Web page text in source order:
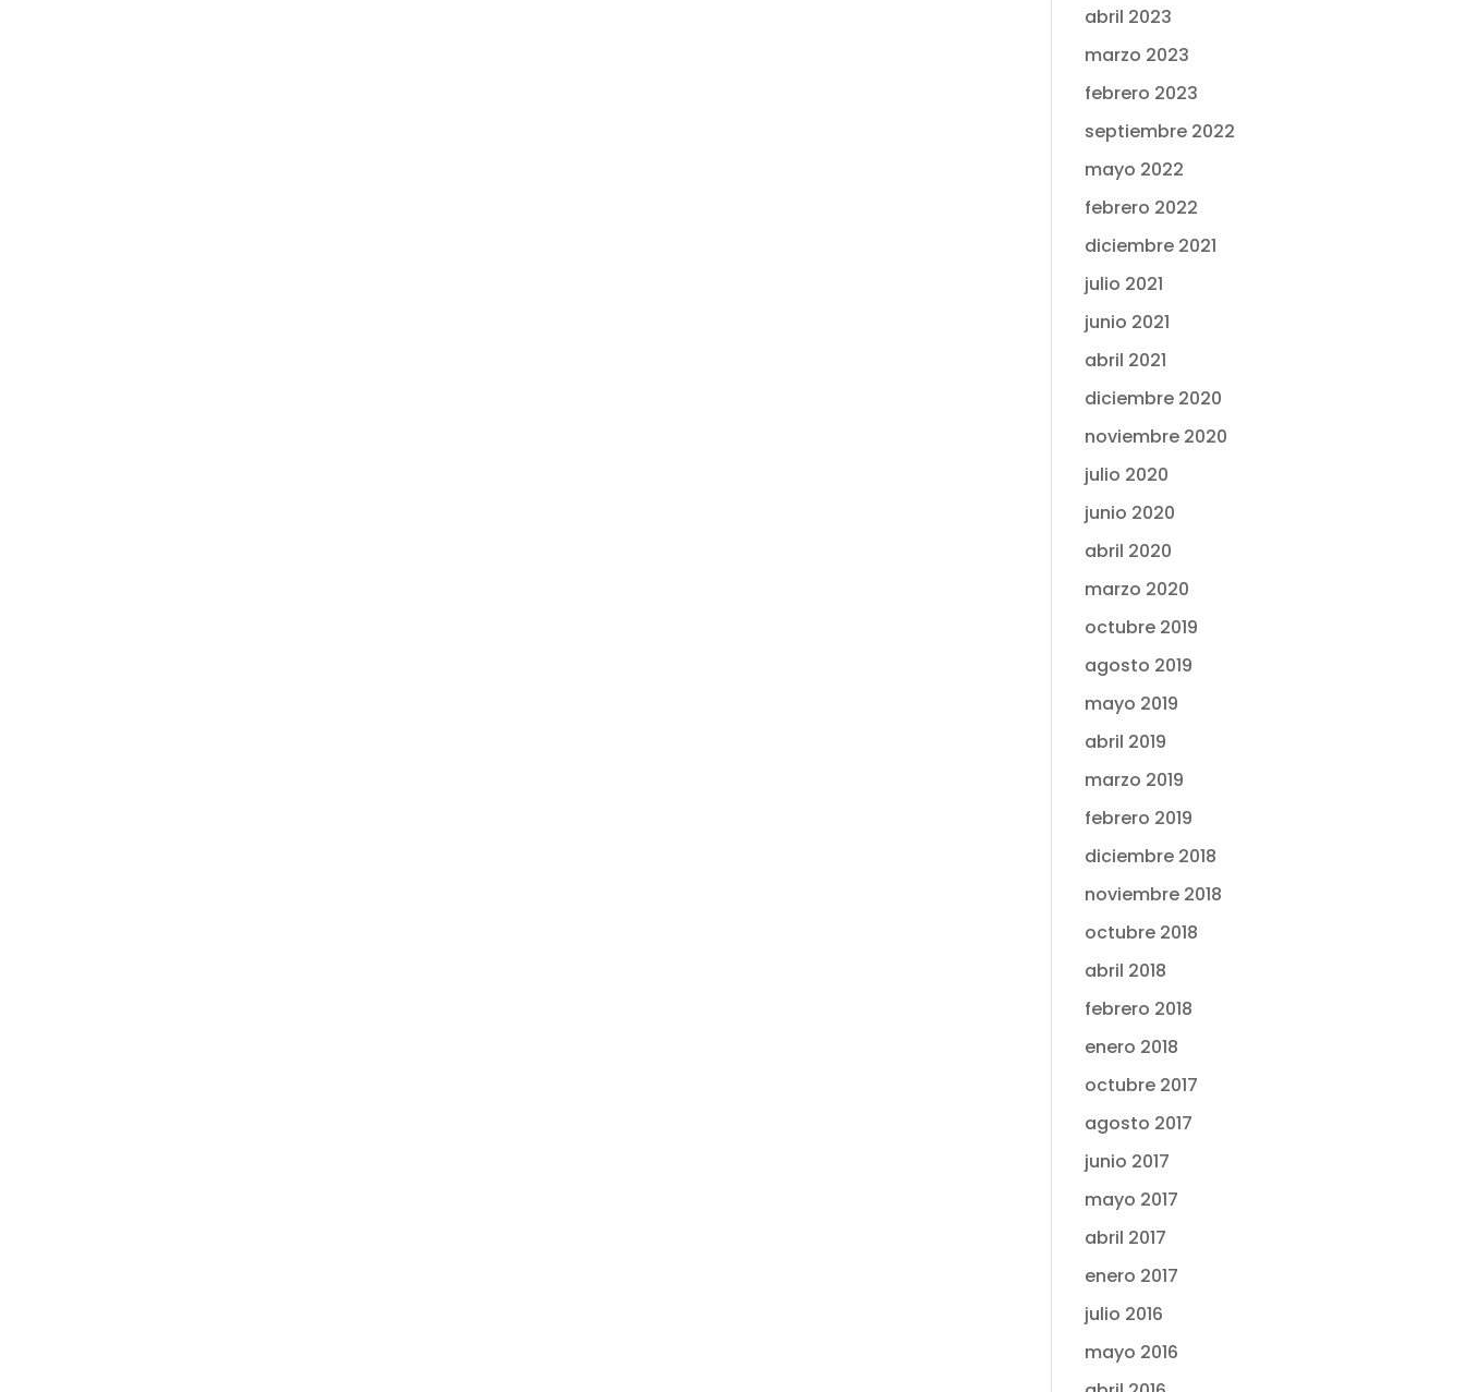
abril 2023
marzo 2023
febrero 2023
septiembre 2022
mayo 2022
febrero 2022
diciembre 2021
julio 2021
junio 2021
abril 2021
diciembre 2020
noviembre 2020
julio 2020
junio 2020
abril 2020
marzo 2020
octubre 2019
agosto 2019
mayo 2019
abril 2019
marzo 2019
febrero 2019
diciembre 2018
noviembre 2018
octubre 2018
abril 2018
febrero 2018
enero 2018
octubre 2017
agosto 2017
junio 2017
mayo 2017
abril 2017
enero 2017
julio 2016
mayo 2016